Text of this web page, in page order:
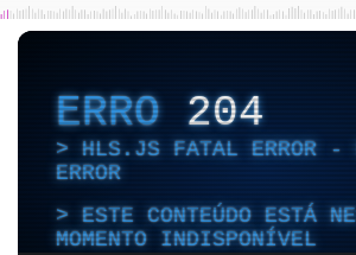
ERRO204
HLS.JS FATAL ERROR -
ERROR
ESTE CONTEÚDO ESTÁ
MOMENTO INDISPONÍVEL